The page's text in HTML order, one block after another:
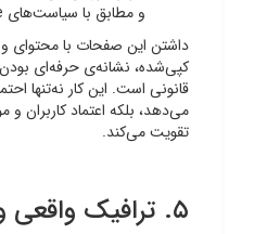
و مطابق با سیاست‌های AdSense فعالیت می‌کند.
داشتن این صفحات با محتوای
کپی‌شده، نشانه‌ی حرفه‌ای بودن
قانونی است. این کار نه‌تنها
می‌دهد، بلکه اعتماد کاربران و
تقویت می‌کند.
۵. ترافیک واقعی و ارگانیک